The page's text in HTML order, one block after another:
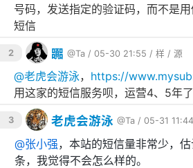
Android 手机，已安装Termux
已授予 Termux 短信权限
快速开始
1. 配置
编辑 config.json ：
号码，发送指定的验证码，而不是
短信
2 嚻 @Ta / 05-30 21:55 / 样 / 源
@老虎会游泳， https://
用这家的短信服务呗，运营4、5年
3 老虎会游泳 @Ta / 05-31
@张小强，本站的短信量非常少，
条，我觉得不会怎么样的。